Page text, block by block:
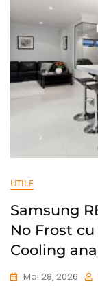
UTILE
Samsung
No Frost
Cooling
Mai 28, 2026